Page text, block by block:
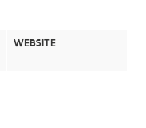
WEBSITE